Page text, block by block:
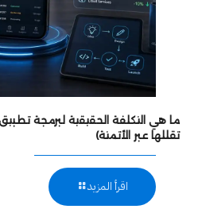
ما هي التكلفة الحقيقية لبرمجة
تقللها عبر الأتمتة)
اقرأ المزيد